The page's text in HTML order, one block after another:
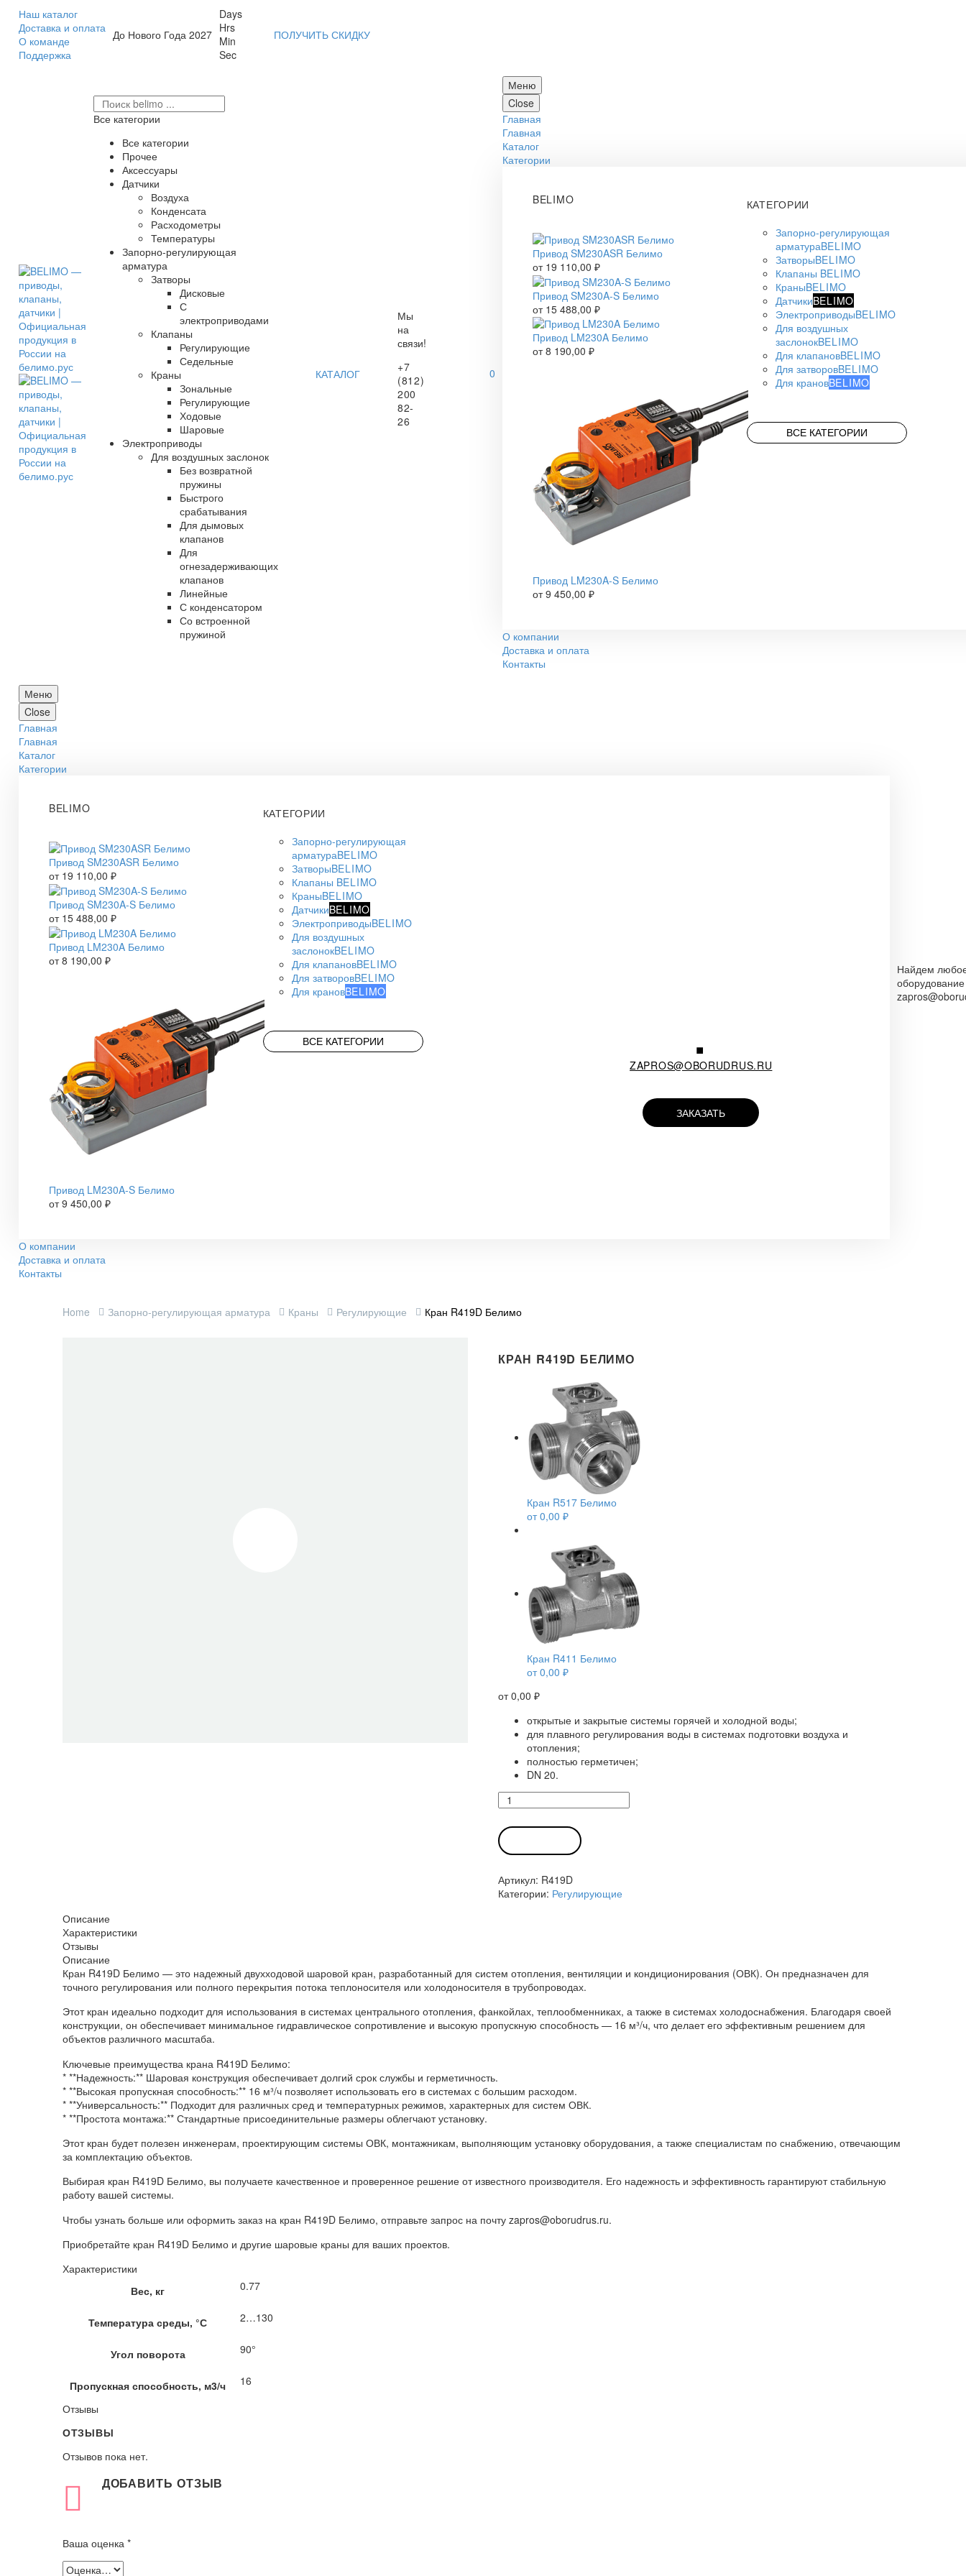
Наш каталог
Доставка и оплата
О команде
Поддержка
До Нового Года 2027
Days
Hrs
Min
Sec
ПОЛУЧИТЬ СКИДКУ
Все категории
Все категории
Прочее
Аксессуары
Датчики
Воздуха
Конденсата
Расходометры
Температуры
Запорно-регулирующая
арматура
Затворы
Дисковые
С
электроприводами
Клапаны
Регулирующие
Седельные
Краны
Зональные
Регулирующие
Ходовые
Шаровые
Электроприводы
Для воздушных заслонок
Без возвратной
пружины
Быстрого
срабатывания
Для дымовых
клапанов
Для
огнезадерживающих
клапанов
Линейные
С конденсатором
Со встроенной
пружиной
КАТАЛОГ
Мы
на
связи!
+7
(812)
200
82-
26
0
Меню
Close
Главная
Главная
Каталог
Категории
BELIMO
Привод SM230ASR Белимо
от 19 110,00 ₽
Привод SM230A-S Белимо
от 15 488,00 ₽
Привод LM230A Белимо
от8 190,00 ₽
Привод LM230A-S Белимо
от9 450,00 ₽
КАТЕГОРИИ
Запорно-регулирующая
арматураBELIMO
ЗатворыBELIMO
Клапаны BELIMO
КраныBELIMO
ДатчикиBELIMO
ЭлектроприводыBELIMO
Для воздушных
заслонокBELIMO
Для клапановBELIMO
Для затворовBELIMO
Для крановBELIMO
ВСЕ КАТЕГОРИИ
О компании
Доставка и оплата
Контакты
Меню
Close
Главная
Главная
Каталог
Категории
BELIMO
Привод SM230ASR Белимо
от 19 110,00 ₽
Привод SM230A-S Белимо
от 15 488,00 ₽
Привод LM230A Белимо
от8 190,00 ₽
Привод LM230A-S Белимо
от9 450,00 ₽
КАТЕГОРИИ
Запорно-регулирующая
арматураBELIMO
ЗатворыBELIMO
Клапаны BELIMO
КраныBELIMO
ДатчикиBELIMO
ЭлектроприводыBELIMO
Для воздушных
заслонокBELIMO
Для клапановBELIMO
Для затворовBELIMO
Для крановBELIMO
ВСЕ КАТЕГОРИИ .
ZAPROS@OBORUDRUS.RU
ЗАКАЗАТЬ
О компании
Доставка и оплата
Контакты
Найдем
оборудование
Home Запорно-регулирующая арматура Краны Регулирующие Кран R419D Белимо
КРАН R419D БЕЛИМО
Кран R517 Белимо
от0,00 ₽
Кран R411 Белимо
от0,00 ₽
от0,00 ₽
открытые и закрытые системы горячей и холодной воды;
для плавного регулирования воды в системах подготовки воздуха и
отопления;
полностью герметичен;
DN 20.
Количество
товара
Кран
R419D
Белимо
Артикул: R419D
Категории: Регулирующие
Описание
Характеристики
Отзывы
Описание
Кран R419D Белимо — это надежный двухходовой шаровой кран, разработанный для систем отопления, вентиляции и кондиционирования (ОВК). Он предназначен для
точного регулирования или полного перекрытия потока теплоносителя или холодоносителя в трубопроводах.
Этот кран идеально подходит для использования в системах центрального отопления, фанкойлах, теплообменниках, а также в системах холодоснабжения. Благодаря своей
конструкции, он обеспечивает минимальное гидравлическое сопротивление и высокую пропускную способность — 16 м³/ч, что делает его эффективным решением для
объектов различного масштаба.
Ключевые преимущества крана R419D Белимо:
* **Надежность:** Шаровая конструкция обеспечивает долгий срок службы и герметичность.
* **Высокая пропускная способность:** 16 м³/ч позволяет использовать его в системах с большим расходом.
* **Универсальность:** Подходит для различных сред и температурных режимов, характерных для систем ОВК.
* **Простота монтажа:** Стандартные присоединительные размеры облегчают установку.
Этот кран будет полезен инженерам, проектирующим системы ОВК, монтажникам, выполняющим установку оборудования, а также специалистам по снабжению, отвечающим
за комплектацию объектов.
Выбирая кран R419D Белимо, вы получаете качественное и проверенное решение от известного производителя. Его надежность и эффективность гарантируют стабильную
работу вашей системы.
Чтобы узнать больше или оформить заказ на кран R419D Белимо, отправьте запрос на почту zapros@oborudrus.ru.
Приобретайте кран R419D Белимо и другие шаровые краны для ваших проектов.
Характеристики
Вес, кг
0.77
Температура среды, °С 2…130
Угол поворота 90°
Пропускная способность, м3/ч
16
Отзывы
ОТЗЫВЫ
Отзывов пока нет.
ДОБАВИТЬ ОТЗЫВ
Ваша оценка *